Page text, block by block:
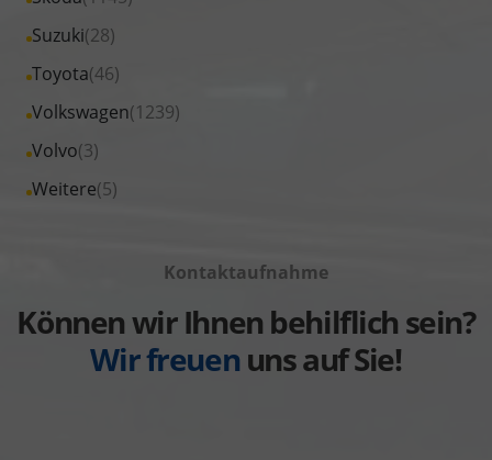
Renault
anzeigen
Seat
anzeigen
Fahrzeuge
Skoda
anzeigen
Suzuki(28)
Alle
Fahrzeuge
Suzuki
anzeigen
Toyota(46)
Alle
Fahrzeuge
Toyota
anzeigen
Volkswagen(1239)
Alle
Fahrzeuge
Volkswagen
Volvo(3)
Alle
Fahrzeuge
Weitere(5)
Alle
anzeigen
Kontaktaufnahme
Können wir Ihnen behilflich sein?
Wir freuen uns auf Sie!